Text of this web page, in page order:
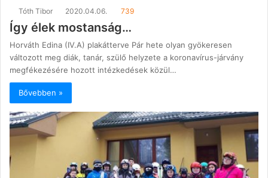
Tóth Tibor 2020.04.06. 739
Így élek mostanság…
Horváth Edina (IV.A) plakátterve Pár hete olyan gyökeresen
változott meg diák, tanár, szülő helyzete a koronavírus-járvány
megfékezésére hozott intézkedések közül…
Bővebben »